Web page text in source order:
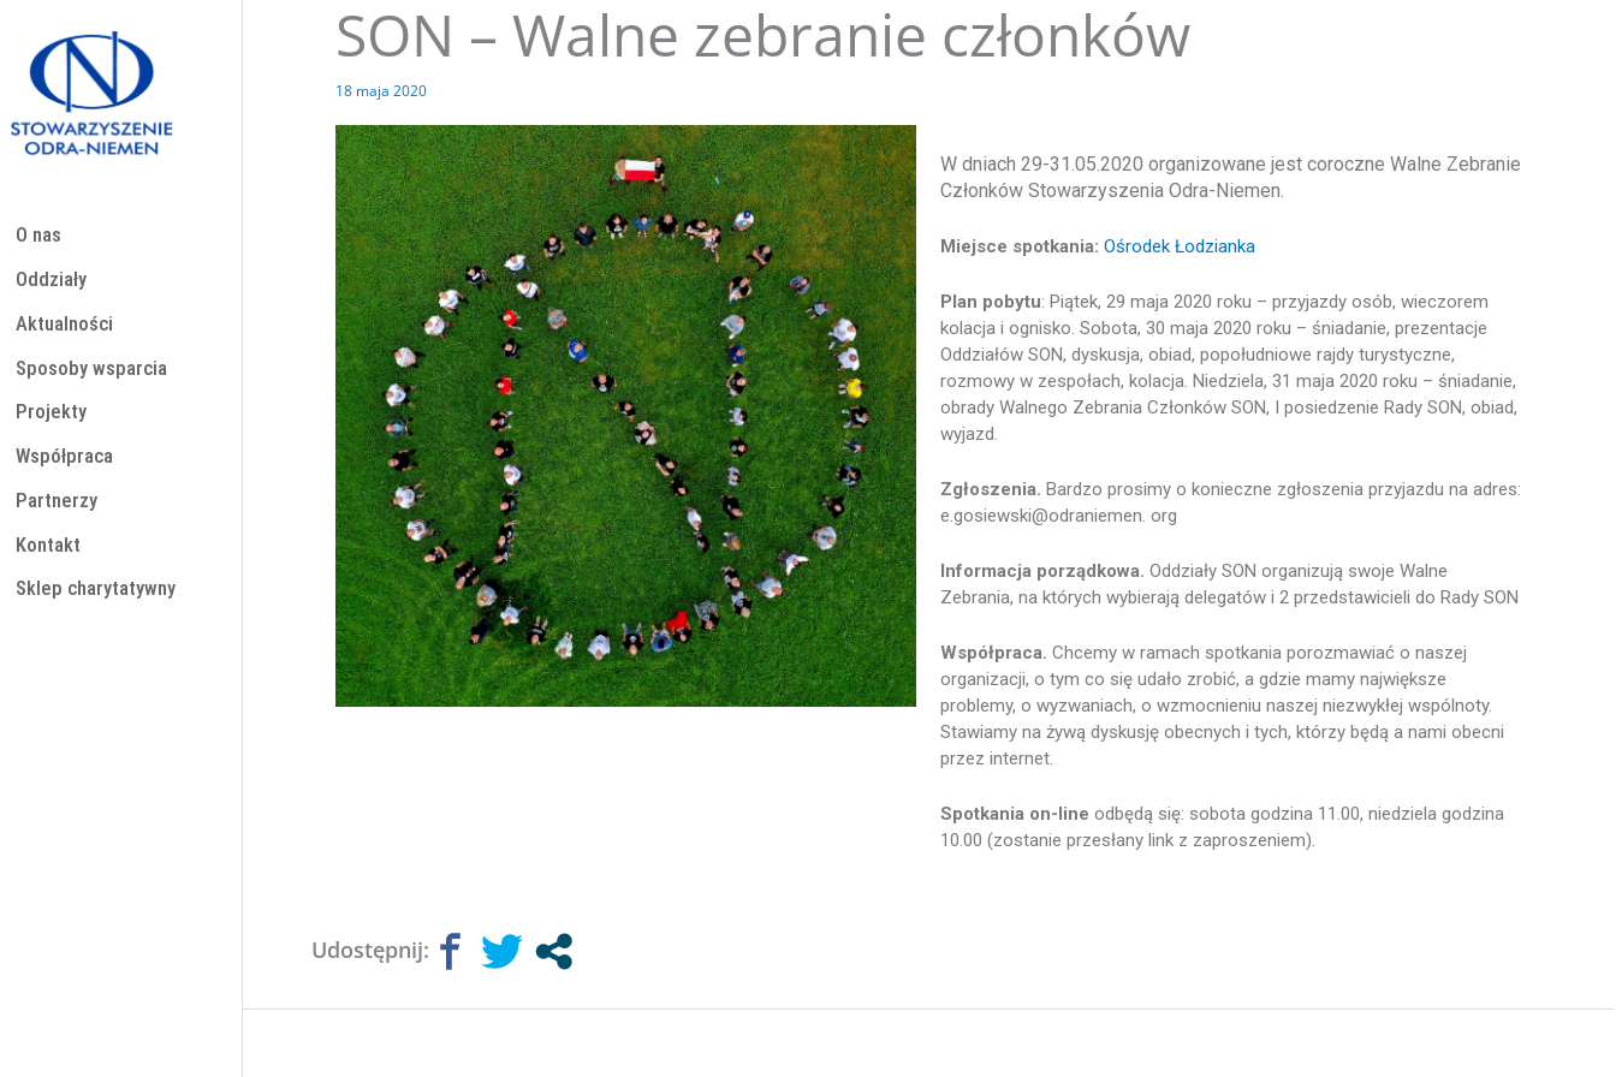
treści
O nas
Oddziały
Aktualności
Sposoby wsparcia
Projekty
Współpraca
Partnerzy
Kontakt
Sklep charytatywny
SON – Walne zebranie członków
18 maja 2020
W dniach 29-31.05.2020 organizowane jest coroczne Walne Zebranie
Członków Stowarzyszenia Odra-Niemen.
Miejsce spotkania: Ośrodek Łodzianka
Plan pobytu: Piątek, 29 maja 2020 roku – przyjazdy osób, wieczorem
kolacja i ognisko. Sobota, 30 maja 2020 roku – śniadanie, prezentacje
Oddziałów SON, dyskusja, obiad, popołudniowe rajdy turystyczne,
rozmowy w zespołach, kolacja. Niedziela, 31 maja 2020 roku – śniadanie,
obrady Walnego Zebrania Członków SON, I posiedzenie Rady SON, obiad,
wyjazd.
Zgłoszenia. Bardzo prosimy o konieczne zgłoszenia przyjazdu na adres:
e.gosiewski@odraniemen. org
Informacja porządkowa. Oddziały SON organizują swoje Walne
Zebrania, na których wybierają delegatów i 2 przedstawicieli do Rady SON
Współpraca. Chcemy w ramach spotkania porozmawiać o naszej
organizacji, o tym co się udało zrobić, a gdzie mamy największe
problemy, o wyzwaniach, o wzmocnieniu naszej niezwykłej wspólnoty.
Stawiamy na żywą dyskusję obecnych i tych, którzy będą a nami obecni
przez internet.
Spotkania on-line odbędą się: sobota godzina 11.00, niedziela godzina
10.00 (zostanie przesłany link z zaproszeniem).
Udostępnij: